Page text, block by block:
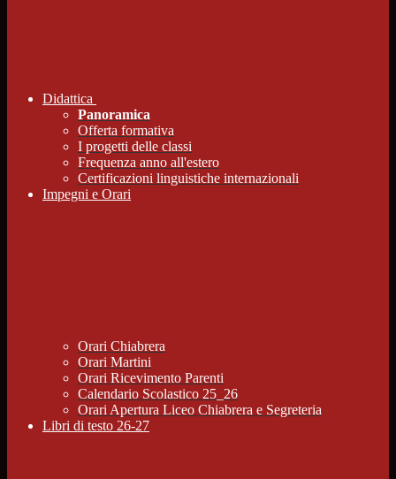
Didattica
Panoramica
Offerta formativa
I progetti delle classi
Frequenza anno all'estero
Certificazioni linguistiche internazionali
Impegni e Orari
Orari Chiabrera
Orari Martini
Orari Ricevimento Parenti
Calendario Scolastico 25_26
Orari Apertura Liceo Chiabrera e Segreteria
Libri di testo 26-27